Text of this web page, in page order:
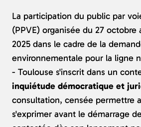
La participation du public par
(PPVE) organisée du 27 octobre
2025 dans le cadre de la
environnementale pour la ligne
- Toulouse s'inscrit dans un
inquiétude démocratique et
consultation, censée permettre
s'exprimer avant le démarrage